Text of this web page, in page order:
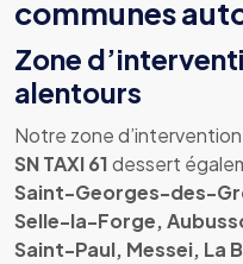
communes
Zone
alentours
Notre zone
SN TAXI 61dessert
Saint-Georges-des-
Selle-la-Forge,
Saint-Paul, Messei, La